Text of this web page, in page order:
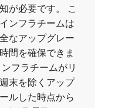
が必要です。 こ
ンフラチームは
なアップグレー
間を確保できま
フラチームがリ
末を除くアップ
ルした時点から